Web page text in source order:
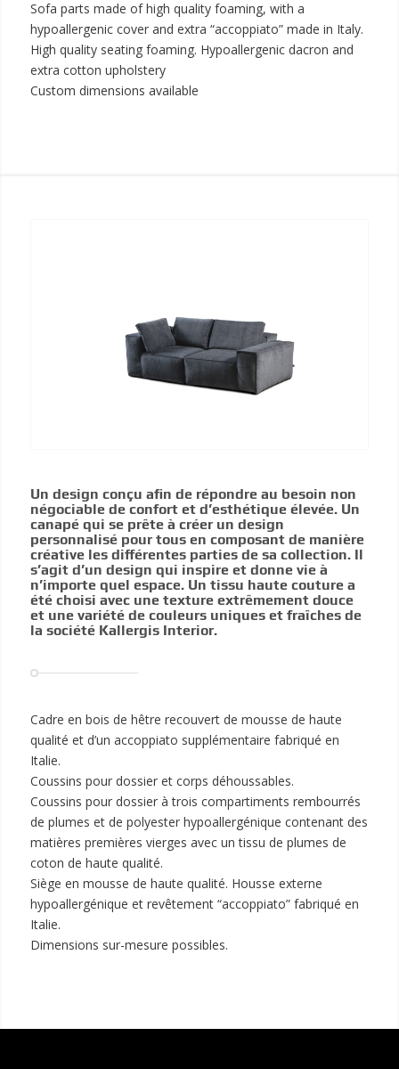
Sofa parts made of high quality foaming, with a
hypoallergenic cover and extra “accoppiato” made in Italy.
High quality seating foaming. Hypoallergenic dacron and
extra cotton upholstery
Custom dimensions available
Un design conçu afin de répondre au besoin non
négociable de confort et d’esthétique élevée. Un
canapé qui se prête à créer un design
personnalisé pour tous en composant de manière
créative les différentes parties de sa collection. Il
s’agit d’un design qui inspire et donne vie à
n’importe quel espace. Un tissu haute couture a
été choisi avec une texture extrêmement douce
et une variété de couleurs uniques et fraîches de
la société Kallergis Interior.
Cadre en bois de hêtre recouvert de mousse de haute
qualité et d’un accoppiato supplémentaire fabriqué en
Italie.
Coussins pour dossier et corps déhoussables.
Coussins pour dossier à trois compartiments rembourrés
de plumes et de polyester hypoallergénique contenant des
matières premières vierges avec un tissu de plumes de
coton de haute qualité.
Siège en mousse de haute qualité. Housse externe
hypoallergénique et revêtement “accoppiato” fabriqué en
Italie.
Dimensions sur-mesure possibles.